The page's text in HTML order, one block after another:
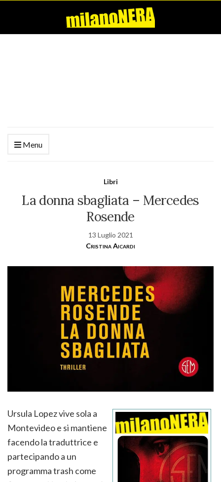
Menu
Libri
La donna sbagliata – Mercedes
Rosende
13 Luglio 2021
Cristina Aicardi
Ursula Lopez vive sola a
Montevideo e si mantiene
facendo la traduttrice e
partecipando a un
programma trash come